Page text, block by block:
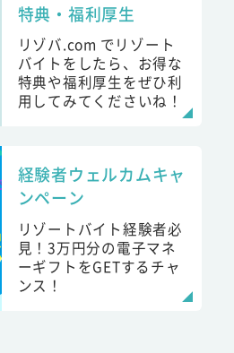
特典・福利厚生
リゾバ.com でリゾート
バイトをしたら、お得な
特典や福利厚生をぜひ利
用してみてくださいね！
経験者ウェルカムキャ
ンペーン
リゾートバイト経験者必
見！3万円分の電子マネ
ーギフトをGETするチャ
ンス！